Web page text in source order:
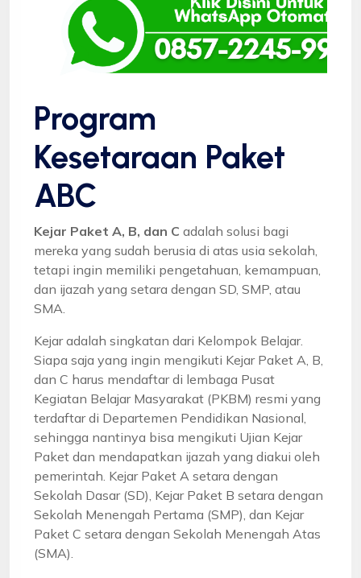
Program
Kesetaraan Paket
ABC
Kejar Paket A, B, dan C adalah solusi bagi
mereka yang sudah berusia di atas usia sekolah,
tetapi ingin memiliki pengetahuan, kemampuan,
dan ijazah yang setara dengan SD, SMP, atau
SMA.
Kejar adalah singkatan dari Kelompok Belajar.
Siapa saja yang ingin mengikuti Kejar Paket A, B,
dan C harus mendaftar di lembaga Pusat
Kegiatan Belajar Masyarakat (PKBM) resmi yang
terdaftar di Departemen Pendidikan Nasional,
sehingga nantinya bisa mengikuti Ujian Kejar
Paket dan mendapatkan ijazah yang diakui oleh
pemerintah. Kejar Paket A setara dengan
Sekolah Dasar (SD), Kejar Paket B setara dengan
Sekolah Menengah Pertama (SMP), dan Kejar
Paket C setara dengan Sekolah Menengah Atas
(SMA).